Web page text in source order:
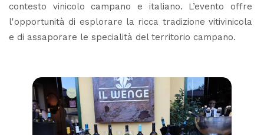
contesto vinicolo campano e italiano. L’evento offre
l'opportunità di esplorare la ricca tradizione vitivinicola
e di assaporare le specialità del territorio campano.